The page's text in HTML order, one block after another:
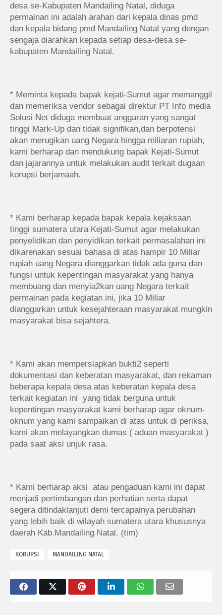
desa se-Kabupaten Mandailing Natal, diduga
permainan ini adalah arahan dari kepala dinas pmd
dan kepala bidang pmd Mandailing Natal yang dengan
sengaja diarahkan kepada setiap desa-desa se-
kabupaten Mandailing Natal.
* Meminta kepada bapak kejati-Sumut agar memanggil
dan memeriksa vendor sebagai direktur PT Info media
Solusi Net diduga membuat anggaran yang sangat
tinggi Mark-Up dan tidak signifikan,dan berpotensi
akan merugikan uang Negara hingga miliaran rupiah,
kami berharap dan mendukung bapak Kejati-Sumut
dan jajarannya untuk melakukan audit terkait dugaan
korupsi berjamaah.
* Kami berharap kepada bapak kepala kejaksaan
tinggi sumatera utara Kejati-Sumut agar melakukan
penyelidikan dan penyidikan terkait permasalahan ini
dikarenakan sesuai bahasa di atas hampir 10 Miliar
rupiah uang Negara dianggarkan tidak ada guna dan
fungsi untuk kepentingan masyarakat yang hanya
membuang dan menyia2kan uang Negara terkait
permainan pada kegiatan ini, jika 10 Miliar
dianggarkan untuk kesejahteraan masyarakat mungkin
masyarakat bisa sejahtera.
* Kami akan mempersiapkan bukti2 seperti
dokumentasi dan keberatan masyarakat, dan rekaman
beberapa kepala desa atas keberatan kepala desa
terkait kegiatan ini yang tidak berguna untuk
kepentingan masyarakat kami berharap agar oknum-
oknum yang kami sampaikan di atas untuk di periksa,
kami akan melayangkan dumas ( aduan masyarakat )
pada saat aksi unjuk rasa.
* Kami berharap aksi atau pengaduan kami ini dapat
menjadi pertimbangan dan perhatian serta dapat
segera ditindaklanjuti demi tercapainya perubahan
yang lebih baik di wilayah sumatera utara khususnya
daerah Kab.Mandailing Natal. (tim)
KORUPSI MANDAILING NATAL